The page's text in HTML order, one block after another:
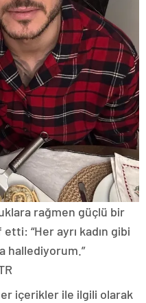
rağmen güçlü bir
“Her ayrı kadın gibi
hallediyorum.”
içerikler ile ilgili olarak